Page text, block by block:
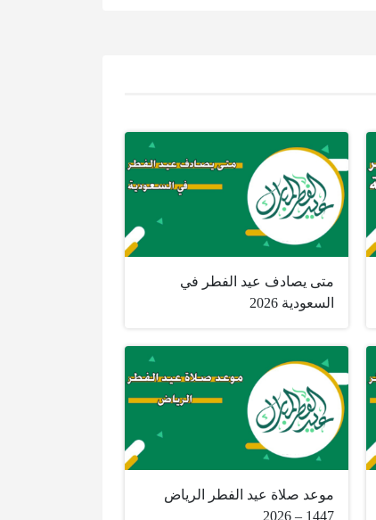
متى يصادف عيد الفطر في
السعودية 2026
موعد صلاة عيد الفطر الرياض
1447 – 2026